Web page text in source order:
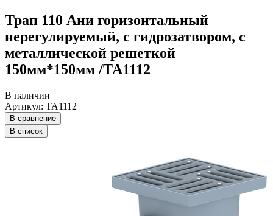
Трап 110 Ани горизонтальный
нерегулируемый, с гидрозатвором, с
металлической решеткой
150мм*150мм /ТА1112
В наличии
Артикул: ТА1112
В сравнение
В список